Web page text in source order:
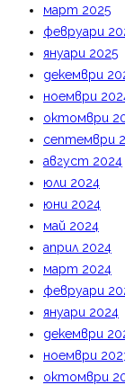
март 2025
февруари
януари 2025
декември
ноември
октомври
септември
август 2024
юли 2024
юни 2024
май 2024
април 2024
март 2024
февруари
януари 2024
декември
ноември
октомври